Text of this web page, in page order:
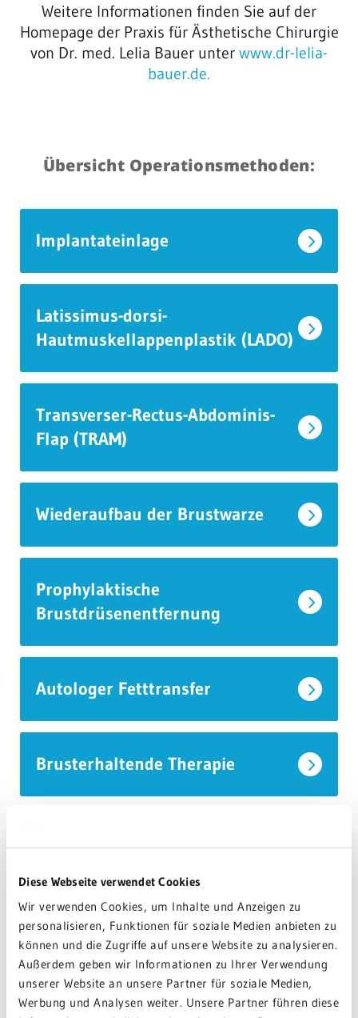
Diese Webseite verwendet Cookies
Wir verwenden Cookies, um Inhalte und Anzeigen zu
personalisieren, Funktionen für soziale Medien anbieten zu
können und die Zugriffe auf unsere Website zu analysieren.
Außerdem geben wir Informationen zu Ihrer Verwendung
unserer Website an unsere Partner für soziale Medien,
Werbung und Analysen weiter. Unsere Partner führen diese
Weitere Informationen finden Sie auf der
Homepage der Praxis für Ästhetische Chirurgie
von Dr. med. Lelia Bauer unter www.dr-lelia-
bauer.de.
Übersicht Operationsmethoden:
Implantateinlage
Latissimus-dorsi-
Hautmuskellappenplastik (LADO)
Transverser-Rectus-Abdominis-
Flap (TRAM)
Wiederaufbau der Brustwarze
Prophylaktische
Brustdrüsenentfernung
Autologer Fetttransfer
Brusterhaltende Therapie
Angleichende Operation der
gesunden Brust